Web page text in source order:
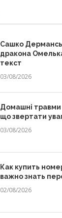
Сашко
дракона
текст
03/08/2026
Домашні травми
що звертати
03/08/2026
Как купить
важно знать
02/08/2026